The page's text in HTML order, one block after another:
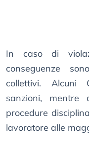
In caso di
conseguenze
collettivi. Alcuni
sanzioni, mentre
procedure
lavoratore alle